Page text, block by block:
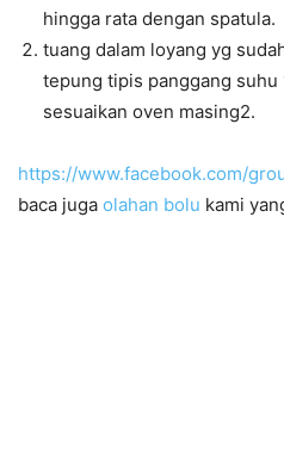
hingga rata dengan spatula.
tuang dalam loyang yg
tepung tipis panggang suhu
sesuaikan oven masing2.
https://www.facebook.com/
baca juga olahan bolu kami